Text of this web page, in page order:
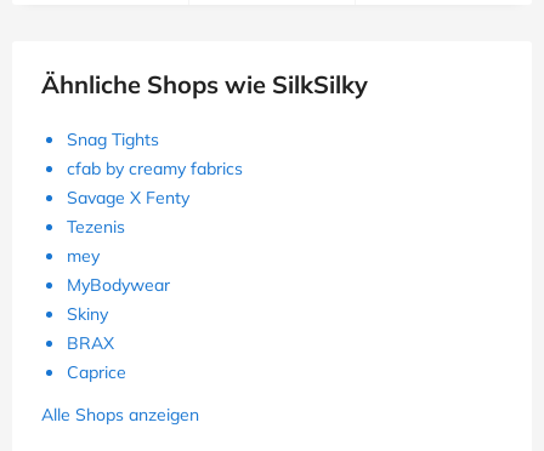
Ähnliche Shops wie SilkSilky
Snag Tights
cfab by creamy fabrics
Savage X Fenty
Tezenis
mey
MyBodywear
Skiny
BRAX
Caprice
Alle Shops anzeigen